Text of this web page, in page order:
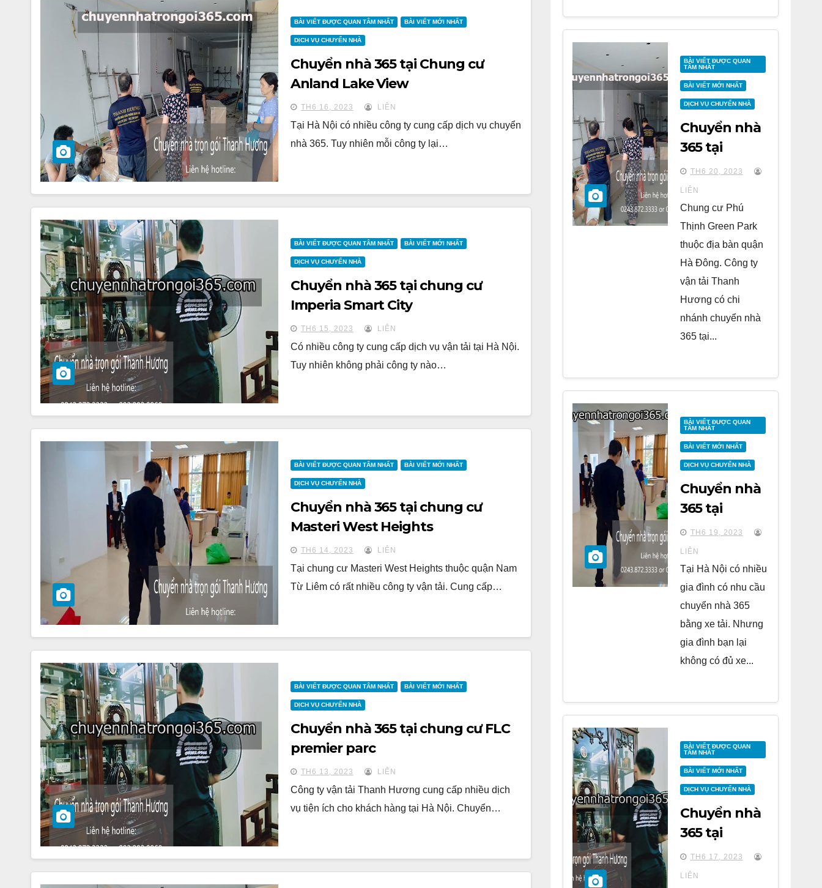
BÀI VIẾT ĐƯỢC QUAN TÂM NHẤT BÀI VIẾT MỚI NHẤT
DỊCH VỤ CHUYỂN NHÀ
Chuyển nhà 365 tại Chung cư
Anland Lake View
TH6 16, 2023 LIÊN
Tại Hà Nội có nhiều công ty cung cấp dịch vụ chuyển
nhà 365. Tuy nhiên mỗi công ty lại…
BÀI VIẾT ĐƯỢC QUAN TÂM NHẤT BÀI VIẾT MỚI NHẤT
DỊCH VỤ CHUYỂN NHÀ
Chuyển nhà 365 tại chung cư
Imperia Smart City
TH6 15, 2023 LIÊN
Có nhiều công ty cung cấp dịch vụ vận tải tại Hà Nội.
Tuy nhiên không phải công ty nào…
BÀI VIẾT ĐƯỢC QUAN TÂM NHẤT BÀI VIẾT MỚI NHẤT
DỊCH VỤ CHUYỂN NHÀ
Chuyển nhà 365 tại chung cư
Masteri West Heights
TH6 14, 2023 LIÊN
Tại chung cư Masteri West Heights thuộc quận Nam
Từ Liêm có rất nhiều công ty vận tải. Cung cấp…
BÀI VIẾT ĐƯỢC QUAN TÂM NHẤT BÀI VIẾT MỚI NHẤT
DỊCH VỤ CHUYỂN NHÀ
Chuyển nhà 365 tại chung cư FLC
premier parc
TH6 13, 2023 LIÊN
Công ty vận tải Thanh Hương cung cấp nhiều dịch
vụ tiện ích cho khách hàng tại Hà Nội. Chuyển…
BÀI VIẾT ĐƯỢC QUAN
TÂM NHẤT
BÀI VIẾT MỚI NHẤT
DỊCH VỤ CHUYỂN NHÀ
Chuyển nhà
365 tại
chung cư
Phú Thịnh
Green Park
Hà Đông
TH6 20, 2023
LIÊN
Chung cư Phú
Thịnh Green Park
thuộc địa bàn quận
Hà Đông. Công ty
vận tải Thanh
Hương có chi
nhánh chuyển nhà
365 tại...
BÀI VIẾT ĐƯỢC QUAN
TÂM NHẤT
BÀI VIẾT MỚI NHẤT
DỊCH VỤ CHUYỂN NHÀ
Chuyển nhà
365 tại
chung cư
Park Kiara Hà
Đông
TH6 19, 2023
LIÊN
Tại Hà Nội có nhiều
gia đình có nhu cầu
chuyển nhà 365
bằng xe tải. Nhưng
gia đình bạn lại
không có đủ xe...
BÀI VIẾT ĐƯỢC QUAN
TÂM NHẤT
BÀI VIẾT MỚI NHẤT
DỊCH VỤ CHUYỂN NHÀ
Chuyển nhà
365 tại
chung cư
Grande Park
TH6 17, 2023
LIÊN